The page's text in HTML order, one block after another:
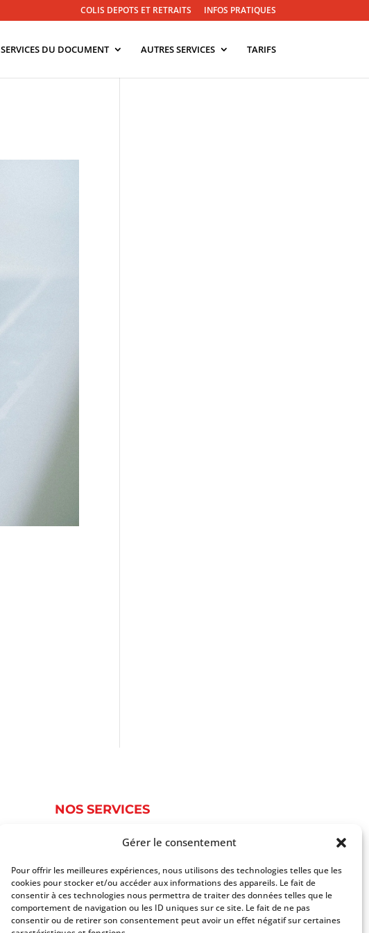
Gérer le consentement
Pour offrir les meilleures expériences, nous utilisons des technologies telles que les
cookies pour stocker et/ou accéder aux informations des appareils. Le fait de
consentir à ces technologies nous permettra de traiter des données telles que le
comportement de navigation ou les ID uniques sur ce site. Le fait de ne pas
consentir ou de retirer son consentement peut avoir un effet négatif sur certaines
COLIS DEPOTS ET RETRAITS INFOS PRATIQUES
SERVICES DU DOCUMENT AUTRES SERVICES TARIFS
NOS SERVICES
Service Photographie
Services du document
Autres services
Tarifs